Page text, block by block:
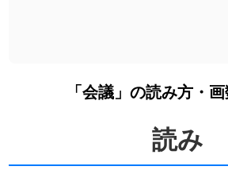
「会議」の読み方・
読み